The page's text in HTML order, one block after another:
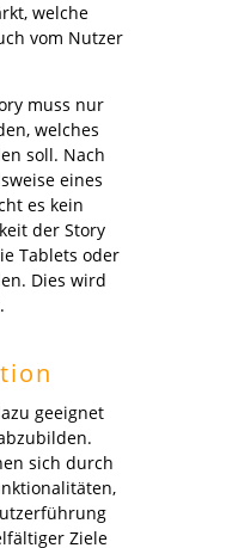
welche
vom Nutzer
muss nur
welches
soll. Nach
eines
es kein
der Story
Tablets oder
Dies wird
geeignet
sich durch
Ziele